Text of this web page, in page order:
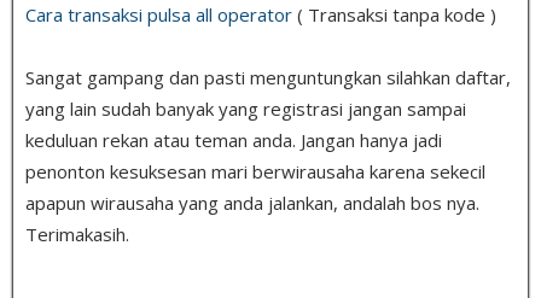
Cara transaksi pulsa all operator ( Transaksi tanpa kode )
Sangat gampang dan pasti menguntungkan silahkan daftar,
yang lain sudah banyak yang registrasi jangan sampai
keduluan rekan atau teman anda. Jangan hanya jadi
penonton kesuksesan mari berwirausaha karena sekecil
apapun wirausaha yang anda jalankan, andalah bos nya.
Terimakasih.